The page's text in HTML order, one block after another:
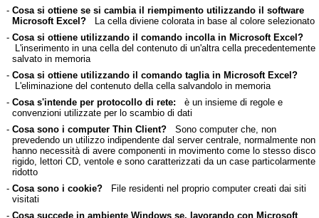
- Cosa si ottiene se si cambia il riempimento utilizzando il software
Microsoft Excel?La cella diviene colorata in base al colore selezionato
- Cosa si ottiene utilizzando il comando incolla in Microsoft Excel?
L'inserimento in una cella del contenuto di un'altra cella precedentemente
salvato in memoria
- Cosa si ottiene utilizzando il comando taglia in Microsoft Excel?
L'eliminazione del contenuto della cella salvandolo in memoria
- Cosa s'intende per protocollo di rete: è un insieme di regole e
convenzioni utilizzate per lo scambio di dati
- Cosa sono i computer Thin Client?Sono computer che, non
prevedendo un utilizzo indipendente dal server centrale, normalmente non
hanno necessità di avere componenti in movimento come lo stesso disco
rigido, lettori CD, ventole e sono caratterizzati da un case particolarmente
ridotto
- Cosa sono i cookie?File residenti nel proprio computer creati dai siti
visitati
- Cosa succede in ambiente Windows se, lavorando con Microsoft